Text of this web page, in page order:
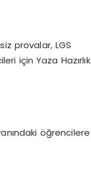
provalar, LGS
için Yaza Hazırlık
öğrencilere